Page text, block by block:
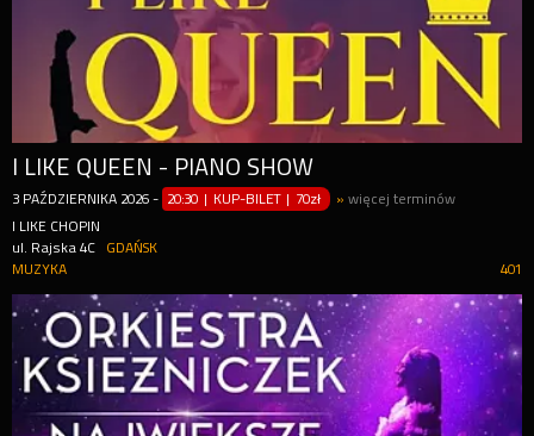
I LIKE QUEEN - PIANO SHOW
3 PAŹDZIERNIKA 2026 - 20:30 | KUP-BILET | 70zł »więcej terminów
I LIKE CHOPIN
ul. Rajska 4C
GDAŃSK
401
MUZYKA